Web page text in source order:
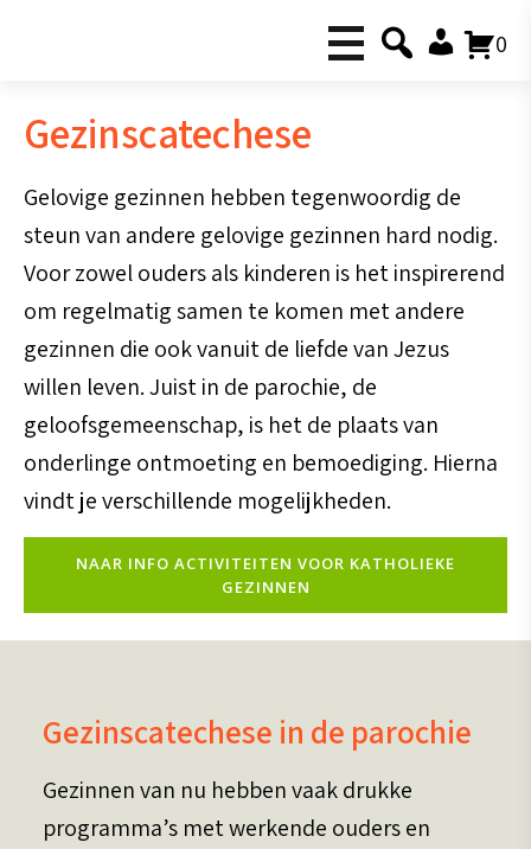
0
Gezinscatechese
Gelovige gezinnen hebben tegenwoordig de
steun van andere gelovige gezinnen hard nodig.
Voor zowel ouders als kinderen is het inspirerend
om regelmatig samen te komen met andere
gezinnen die ook vanuit de liefde van Jezus
willen leven. Juist in de parochie, de
geloofsgemeenschap, is het de plaats van
onderlinge ontmoeting en bemoediging. Hierna
vindt je verschillende mogelijkheden.
NAAR INFO ACTIVITEITEN VOOR KATHOLIEKE
GEZINNEN
Gezinscatechese in de parochie
Gezinnen van nu hebben vaak drukke
programma’s met werkende ouders en